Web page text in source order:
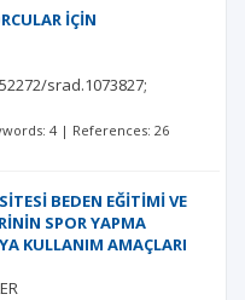
İÇİN
srad.1073827;
4 | References: 26
BEDEN EĞİTİMİ VE
SPOR YAPMA
KULLANIM AMAÇLARI